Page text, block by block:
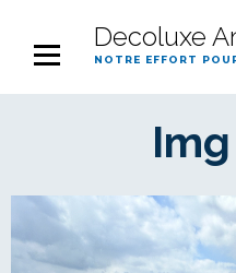
Decoluxe
notre effort